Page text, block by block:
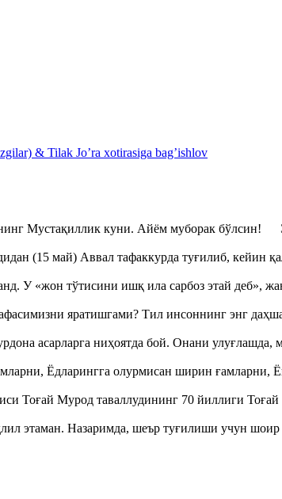
& Tilak Jo’ra xotirasiga bag’ishlov
Мустақиллик куни. Айём муборак бўлсин!
(15 май) Аввал тафаккурда туғилиб, кейин
У «жон тўтисини ишқ ила сарбоз этай деб»,
яратишгами? Тил инсоннинг энг
асарларга ниҳоятда бой. Онани
Ёдларингга олурмисан ширин
Тоғай Мурод таваллудининг 70 йиллиги
этаман. Назаримда, шеър туғилиши учун